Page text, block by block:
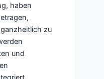
haben
zu
und